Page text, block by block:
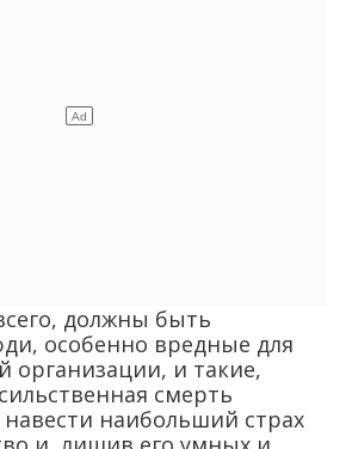
должны быть
особенно вредные для
организации, и такие,
смерть
наибольший страх